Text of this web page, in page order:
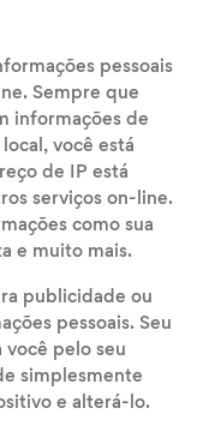
pessoais
Sempre que
informações de
você está
de IP está
serviços on-line.
como sua
e muito mais.
publicidade ou
pessoais. Seu
pelo seu
simplesmente
e alterá-lo.